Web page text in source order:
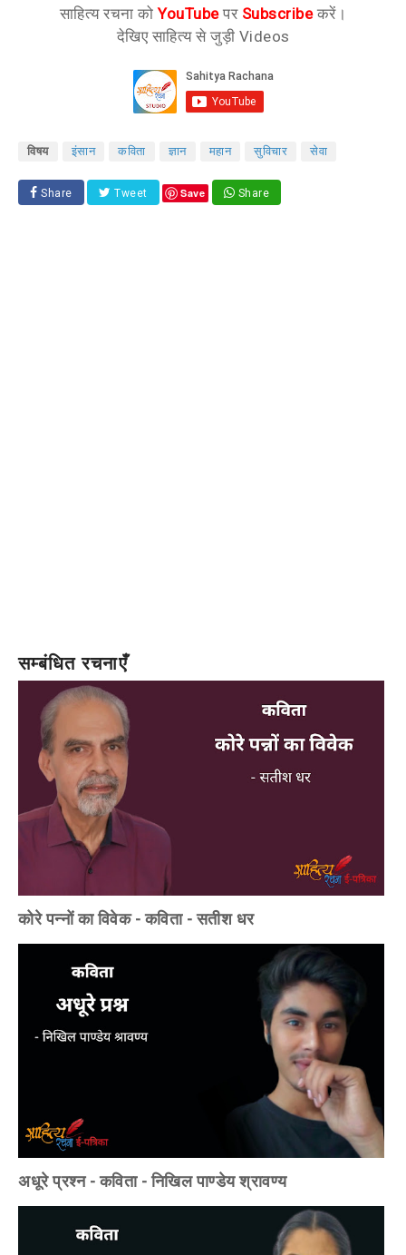
साहित्य रचना कोYouTubeपर Subscribeकरें।
देखिए साहित्य से जुड़ी Videos
विषय इंसान कविता ज्ञान महान सुविचार सेवा
Share Tweet Save Share
सम्बंधित रचनाएँ
कोरे पन्नों का विवेक - कविता - सतीश धर
अधूरे प्रश्न - कविता - निखिल पाण्डेय श्रावण्य